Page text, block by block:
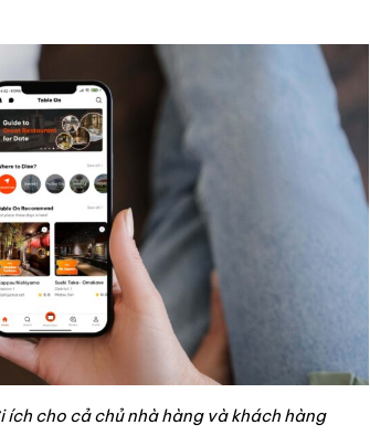
cho cả chủ nhà hàng và khách hàng